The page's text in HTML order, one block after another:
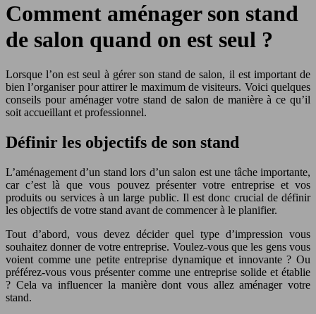
Comment aménager son stand
de salon quand on est seul ?
Lorsque l’on est seul à gérer son stand de salon, il est important de
bien l’organiser pour attirer le maximum de visiteurs. Voici quelques
conseils pour aménager votre stand de salon de manière à ce qu’il
soit accueillant et professionnel.
Définir les objectifs de son stand
L’aménagement d’un stand lors d’un salon est une tâche importante,
car c’est là que vous pouvez présenter votre entreprise et vos
produits ou services à un large public. Il est donc crucial de définir
les objectifs de votre stand avant de commencer à le planifier.
Tout d’abord, vous devez décider quel type d’impression vous
souhaitez donner de votre entreprise. Voulez-vous que les gens vous
voient comme une petite entreprise dynamique et innovante ? Ou
préférez-vous vous présenter comme une entreprise solide et établie
? Cela va influencer la manière dont vous allez aménager votre
stand.